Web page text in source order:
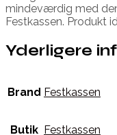
mindeværdig med
Festkassen. Produkt
Yderligere
Brand Festkassen
Butik Festkassen